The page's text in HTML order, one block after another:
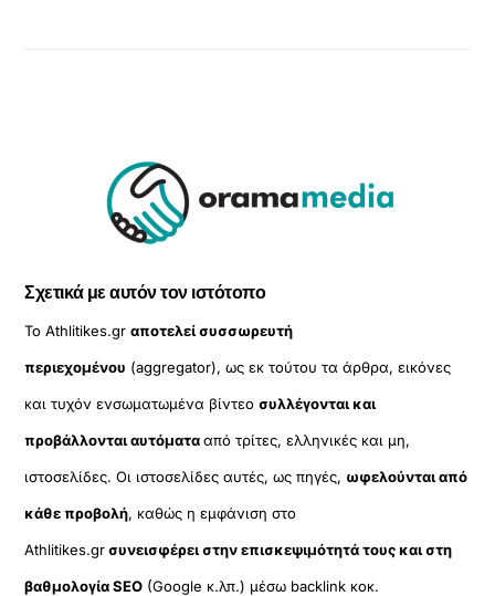
Σχετικά με αυτόν τον ιστότοπο
Το Athlitikes.grαποτελεί συσσωρευτή
περιεχομένου (aggregator), ως εκ τούτου τα άρθρα, εικόνες
και τυχόν ενσωματωμένα βίντεοσυλλέγονται και
προβάλλονται αυτόματααπό τρίτες, ελληνικές και μη,
ιστοσελίδες. Οι ιστοσελίδες αυτές, ως πηγές, ωφελούνται από
κάθε προβολή, καθώς η εμφάνιση στο
Athlitikes.grσυνεισφέρει στην επισκεψιμότητά τους και στη
βαθμολογία SEO (Google κ.λπ.) μέσω backlink κοκ.